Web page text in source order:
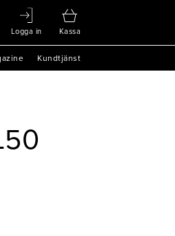
Logga in Kassa
Kundtjänst